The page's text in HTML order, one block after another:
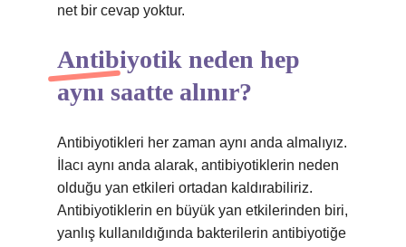
net bir cevap yoktur.
Antibiyotik neden hep
aynı saatte alınır?
Antibiyotikleri her zaman aynı anda almalıyız.
İlacı aynı anda alarak, antibiyotiklerin neden
olduğu yan etkileri ortadan kaldırabiliriz.
Antibiyotiklerin en büyük yan etkilerinden biri,
yanlış kullanıldığında bakterilerin antibiyotiğe